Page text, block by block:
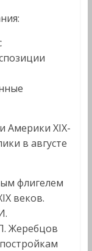
Америки XIX-
в августе
флигелем
веков.
Жеребцов